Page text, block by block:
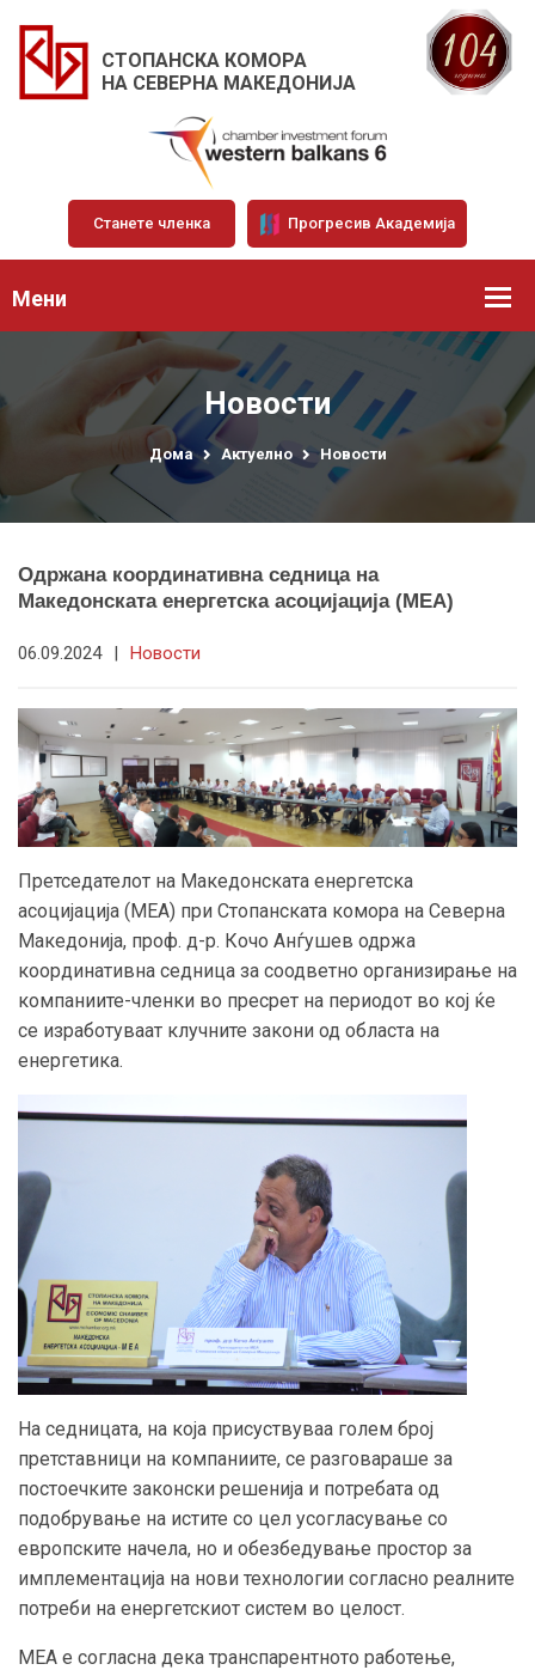
СТОПАНСКА КОМОРА
НА СЕВЕРНА МАКЕДОНИЈА
Станете членка Прогресив Академија
Мени
Новости
Дома Актуелно Новости
Одржана координативна седница на
Македонската енергетска асоцијација (МЕА)
06.09.2024 | Новости
Претседателот на Македонската енергетска
асоцијација (МЕА) при Стопанската комора на Северна
Македонија, проф. д-р. Кочо Анѓушев одржа
координативна седница за соодветно организирање на
компаниите-членки во пресрет на периодот во кој ќе
се изработуваат клучните закони од областа на
енергетика.
На седницата, на која присуствуваа голем број
претставници на компаниите, се разговараше за
постоечките законски решенија и потребата од
подобрување на истите со цел усогласување со
европските начела, но и обезбедување простор за
имплементација на нови технологии согласно реалните
потреби на енергетскиот систем во целост.
МЕА е согласна дека транспарентното работење,